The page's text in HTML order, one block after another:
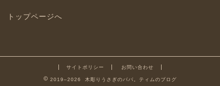
トップページへ
サイトポリシー お問い合わせ
2019–2026 木彫りうさぎのパパ。ティムのブログ